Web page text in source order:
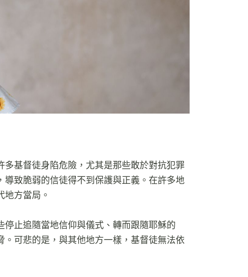
基督徒身陷危險，尤其是那些敢於對抗犯罪
致脆弱的信徒得不到保護與正義。在許多地
方當局。
止追隨當地信仰與儀式、轉而跟隨耶穌的
可悲的是，與其他地方一樣，基督徒無法依